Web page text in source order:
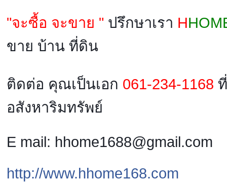
"จะซื้อ จะขาย " ปรึกษาเรา H
ขาย บ้าน ที่ดิน
ติดต่อ คุณเป็นเอก 061-234-1168
อสังหาริมทรัพย์
E mail: hhome1688@gmail.com
http://www.hhome168.com